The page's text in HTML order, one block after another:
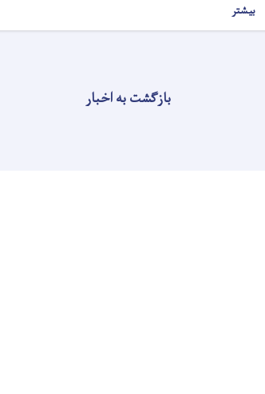
بیشتر
بازگشت به اخبار